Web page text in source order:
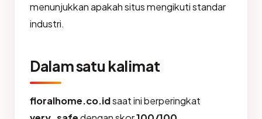
menunjukkan apakah situs mengikuti standar
industri.
Dalam satu kalimat
floralhome.co.idsaat ini berperingkat